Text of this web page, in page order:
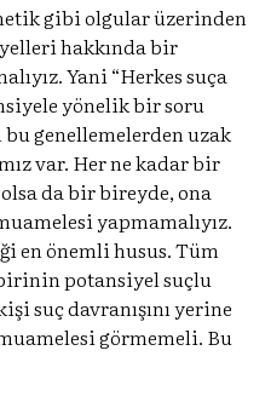
gibi olgular üzerinden
hakkında bir
Yani “Herkes suça
yönelik bir soru
genellemelerden uzak
var. Her ne kadar bir
da bir bireyde, ona
yapmamalıyız.
en önemli husus. Tüm
potansiyel suçlu
suç davranışını yerine
görmemeli. Bu